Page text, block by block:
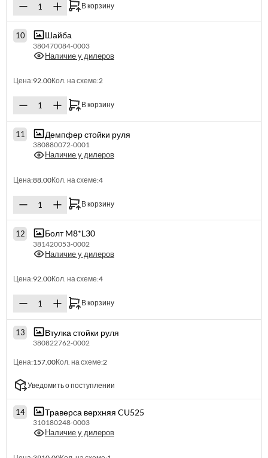
В корзину
10 Шайба
380470084-0003
Наличие у дилеров
Цена:92.00Кол. на схеме:2
В корзину
11 Демпфер стойки руля
380880072-0001
Наличие у дилеров
Цена:88.00Кол. на схеме:4
В корзину
12 Болт M8*L30
381420053-0002
Наличие у дилеров
Цена:92.00Кол. на схеме:4
В корзину
13 Втулка стойки руля
380822762-0002
Цена:157.00Кол. на схеме:2
Уведомить о поступлении
14 Траверса верхняя CU525
310180248-0003
Наличие у дилеров